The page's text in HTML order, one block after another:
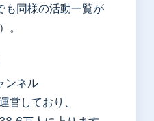
も同様の活動一覧が
。
ンネル
営しており、